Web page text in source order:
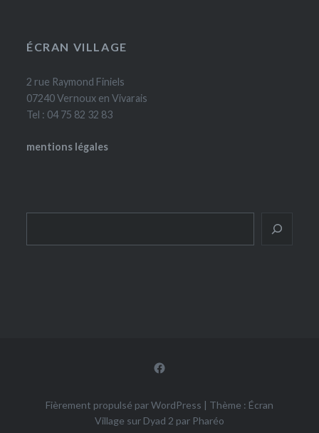
ÉCRAN VILLAGE
2 rue Raymond Finiels
07240 Vernoux en Vivarais
Tel : 04 75 82 32 83
mentions légales
Facebook
Fièrement propulsé par WordPress | Thème : Écran
Village sur Dyad 2 par Pharéo